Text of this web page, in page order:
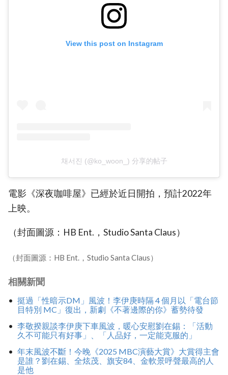
View this post on Instagram
채서진 (@ko_woon_) 分享的帖子
電影《深夜咖啡屋》已經於近日開拍，預計2022年
上映。
（封面圖源：HB Ent.，Studio Santa Claus）
（封面圖源：HB Ent.，Studio Santa Claus）
相關新聞
挺過「性暗示DM」風波！李伊庚時隔 4 個月以「電台節
目特別 MC」復出，新劇《不著邊際的你》蓄勢待發
李敬揆親談李伊庚下車風波，暖心安慰劉在錫：「活動
久不可能只有好事」、「人品好，一定能克服的」
年末風波不斷！今晚《2025 MBC演藝大賞》大賞得主會
是誰？劉在錫、全炫茂、旗安84、金軟景呼聲最高的人
是他